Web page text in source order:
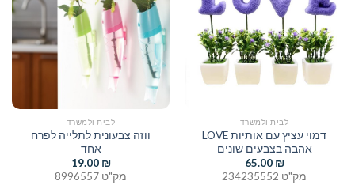
בעמוד
המוצר
לבית ולמשרד
דמוי עציץ עם אותיות LOVE
אהבה בצבעים שונים
65.00 ₪
מק"ט 234235552
לבית ולמשרד
ווזה צבעונית לתלייה לפרח
אחד
19.00 ₪
מק"ט 8996557